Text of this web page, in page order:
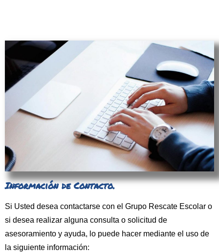
Información de Contacto.
Si Usted desea contactarse con el Grupo Rescate Escolar o
si desea realizar alguna consulta o solicitud de
asesoramiento y ayuda, lo puede hacer mediante el uso de
la siguiente información: